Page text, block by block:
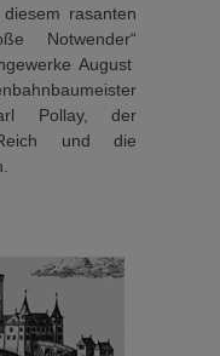
ra­santen
Notwender“
Au­gust
Pollay, der
und die